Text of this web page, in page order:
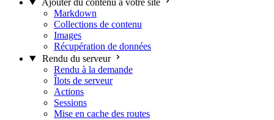
Ajouter du contenu à votre site
Markdown
Collections de contenu
Images
Récupération de données
Rendu du serveur
Rendu à la demande
Îlots de serveur
Actions
Sessions
Mise en cache des routes